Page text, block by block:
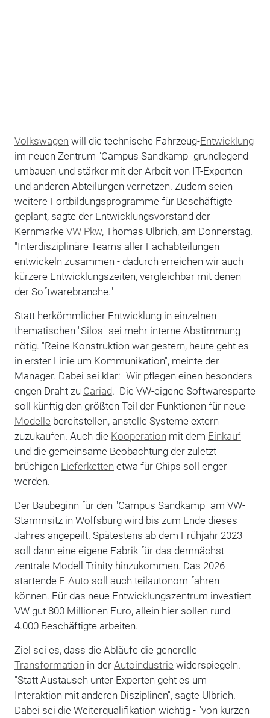
Volkswagen will die technische Fahrzeug-Entwicklung
im neuen Zentrum "Campus Sandkamp" grundlegend
umbauen und stärker mit der Arbeit von IT-Experten
und anderen Abteilungen vernetzen. Zudem seien
weitere Fortbildungsprogramme für Beschäftigte
geplant, sagte der Entwicklungsvorstand der
Kernmarke VW Pkw, Thomas Ulbrich, am Donnerstag.
"Interdisziplinäre Teams aller Fachabteilungen
entwickeln zusammen - dadurch erreichen wir auch
kürzere Entwicklungszeiten, vergleichbar mit denen
der Softwarebranche."
Statt herkömmlicher Entwicklung in einzelnen
thematischen "Silos" sei mehr interne Abstimmung
nötig. "Reine Konstruktion war gestern, heute geht es
in erster Linie um Kommunikation", meinte der
Manager. Dabei sei klar: "Wir pflegen einen besonders
engen Draht zu Cariad." Die VW-eigene Softwaresparte
soll künftig den größten Teil der Funktionen für neue
Modelle bereitstellen, anstelle Systeme extern
zuzukaufen. Auch die Kooperation mit dem Einkauf
und die gemeinsame Beobachtung der zuletzt
brüchigen Lieferketten etwa für Chips soll enger
werden.
Der Baubeginn für den "Campus Sandkamp" am VW-
Stammsitz in Wolfsburg wird bis zum Ende dieses
Jahres angepeilt. Spätestens ab dem Frühjahr 2023
soll dann eine eigene Fabrik für das demnächst
zentrale Modell Trinity hinzukommen. Das 2026
startende E-Auto soll auch teilautonom fahren
können. Für das neue Entwicklungszentrum investiert
VW gut 800 Millionen Euro, allein hier sollen rund
4.000 Beschäftigte arbeiten.
Ziel sei es, dass die Abläufe die generelle
Transformation in der Autoindustrie widerspiegeln.
"Statt Austausch unter Experten geht es um
Interaktion mit anderen Disziplinen", sagte Ulbrich.
Dabei sei die Weiterqualifikation wichtig - "von kurzen